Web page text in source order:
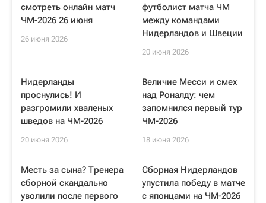
смотреть онлайн матч
ЧМ-2026 26 июня
26 июня 2026
футболист матча ЧМ
между командами
Нидерландов и Швеции
20 июня 2026
Нидерланды
проснулись! И
разгромили хваленых
шведов на ЧМ-2026
20 июня 2026
Величие Месси и смех
над Роналду: чем
запомнился первый тур
ЧМ-2026
18 июня 2026
Месть за сына? Тренера
сборной скандально
уволили после первого
Сборная Нидерландов
упустила победу в матче
с японцами на ЧМ-2026